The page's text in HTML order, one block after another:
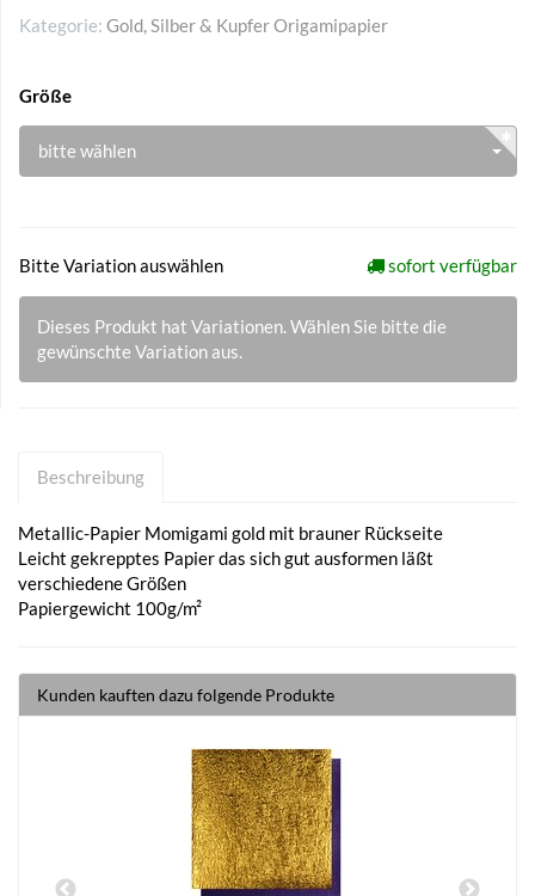
Kategorie: Gold, Silber & Kupfer Origamipapier
Größe
bitte wählen
Bitte Variation auswählen sofort verfügbar
Dieses Produkt hat Variationen. Wählen Sie bitte die
gewünschte Variation aus.
Beschreibung
Metallic-Papier Momigami gold mit brauner Rückseite
Leicht gekrepptes Papier das sich gut ausformen läßt
verschiedene Größen
Papiergewicht 100g/m²
Kunden kauften dazu folgende Produkte